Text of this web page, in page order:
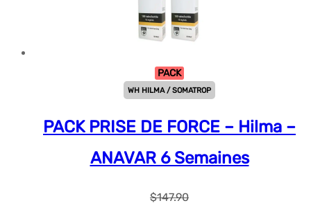
PACK
WH HILMA / SOMATROP
PACK PRISE DE FORCE – Hilma –
ANAVAR 6 Semaines
$147.90